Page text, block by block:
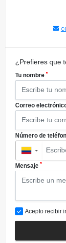
¿Prefieres que
Tu nombre *
Correo
Número de
▼
Mensaje *
Acepto recibir